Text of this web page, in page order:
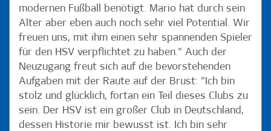
modernen Fußball benötigt. Mario hat durch sein
Alter aber eben auch noch sehr viel Potential. Wir
freuen uns, mit ihm einen sehr spannenden Spieler
für den HSV verpflichtet zu haben." Auch der
Neuzugang freut sich auf die bevorstehenden
Aufgaben mit der Raute auf der Brust: "Ich bin
stolz und glücklich, fortan ein Teil dieses Clubs zu
sein. Der HSV ist ein großer Club in Deutschland,
dessen Historie mir bewusst ist. Ich bin sehr